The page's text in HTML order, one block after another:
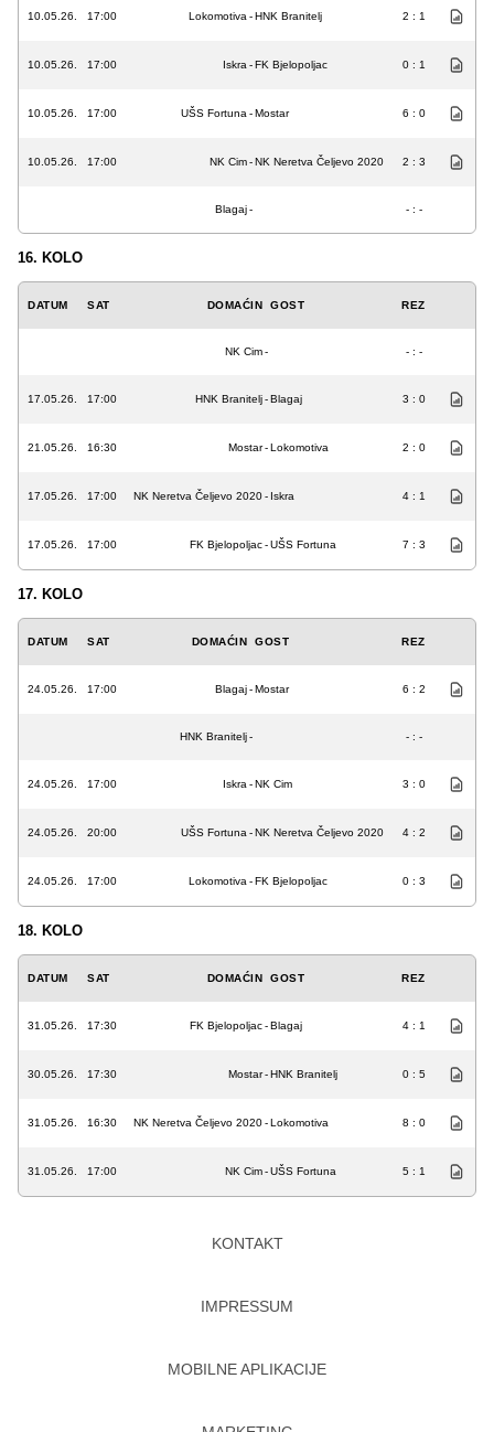
10.05.26. 17:00 Lokomotiva -HNK Branitelj 2 : 1
10.05.26. 17:00 Iskra -FK Bjelopoljac 0 : 1
10.05.26. 17:00 UŠS Fortuna -Mostar 6 : 0
10.05.26. 17:00 NK Cim-NK Neretva Čeljevo 2020 2 : 3
Blagaj- - : -
16. KOLO
DATUM SAT DOMAĆIN GOST REZ
NK Cim- - : -
17.05.26. 17:00 HNK Branitelj-Blagaj 3 : 0
21.05.26. 16:30 Mostar-Lokomotiva 2 : 0
17.05.26. 17:00 NK Neretva Čeljevo 2020- Iskra 4 : 1
17.05.26. 17:00 FK Bjelopoljac-UŠS Fortuna 7 : 3
17. KOLO
DATUM SAT DOMAĆIN GOST REZ
24.05.26. 17:00 Blagaj-Mostar 6 : 2
HNK Branitelj- - : -
24.05.26. 17:00 Iskra -NK Cim 3 : 0
24.05.26. 20:00 UŠS Fortuna -NK Neretva Čeljevo 2020 4 : 2
24.05.26. 17:00 Lokomotiva -FK Bjelopoljac 0 : 3
18. KOLO
DATUM SAT DOMAĆIN GOST REZ
31.05.26. 17:30 FK Bjelopoljac-Blagaj 4 : 1
30.05.26. 17:30 Mostar-HNK Branitelj 0 : 5
31.05.26. 16:30 NK Neretva Čeljevo 2020-Lokomotiva 8 : 0
31.05.26. 17:00 NK Cim-UŠS Fortuna 5 : 1
KONTAKT
IMPRESSUM
MOBILNE APLIKACIJE